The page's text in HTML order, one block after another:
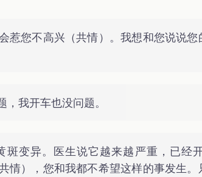
惹您不高兴（共情）。我想和您说说
我开车也没问题。
变异。医生说它越来越严重，已经
情），您和我都不希望这样的事发生